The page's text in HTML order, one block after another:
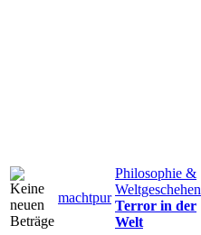
machtpur
Philosophie &
Weltgeschehen
Terror in der
Welt